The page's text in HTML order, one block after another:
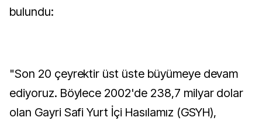
bulundu:
"Son 20 çeyrektir üst üste büyümeye devam
ediyoruz. Böylece 2002'de 238,7 milyar dolar
olan Gayri Safi Yurt İçi Hasılamız (GSYH),